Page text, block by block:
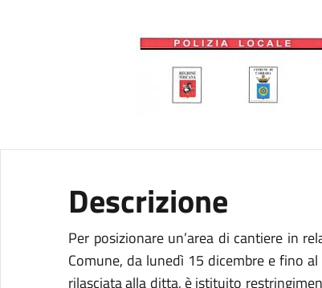
Descrizione
Per posizionare un’area di cantiere in
Comune, da lunedì 15 dicembre e fino
rilasciata alla ditta, è istituito